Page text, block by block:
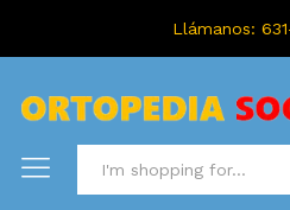
Llámanos: